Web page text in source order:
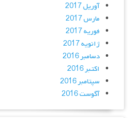
آوریل 2017
مارس 2017
فوریه 2017
ژانویه 2017
دسامبر 2016
اکتبر 2016
سپتامبر 2016
آگوست 2016